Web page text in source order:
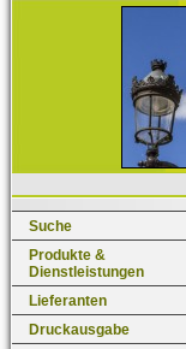
Suche
Produkte &
Dienstleistungen
Lieferanten
Druckausgabe